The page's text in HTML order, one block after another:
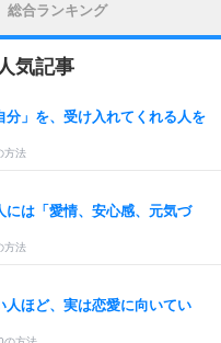
総合ランキング
気記事
分」を、受け入れてくれる人を
方法
には「愛情、安心感、元気づ
方法
人ほど、実は恋愛に向いてい